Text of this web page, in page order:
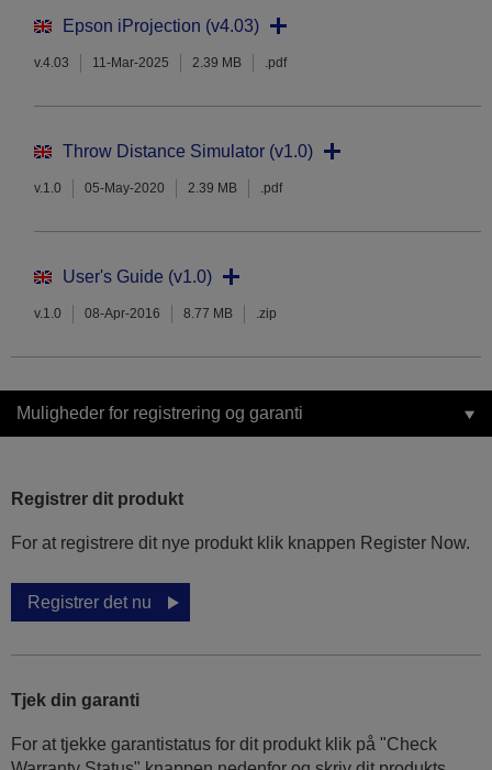
Epson iProjection (v4.03)
v.4.03 11-Mar-2025 2.39 MB .pdf
Throw Distance Simulator (v1.0)
v.1.0 05-May-2020 2.39 MB .pdf
User's Guide (v1.0)
v.1.0 08-Apr-2016 8.77 MB .zip
Muligheder for registrering og garanti
Registrer dit produkt
For at registrere dit nye produkt klik knappen Register Now.
Registrer det nu
Tjek din garanti
For at tjekke garantistatus for dit produkt klik på "Check